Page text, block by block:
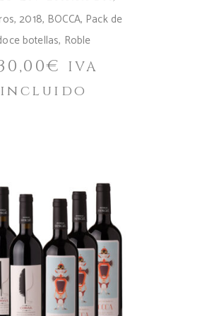
, 2018, BOCCA, Pack de
botellas, Roble
€
IVA
incluido